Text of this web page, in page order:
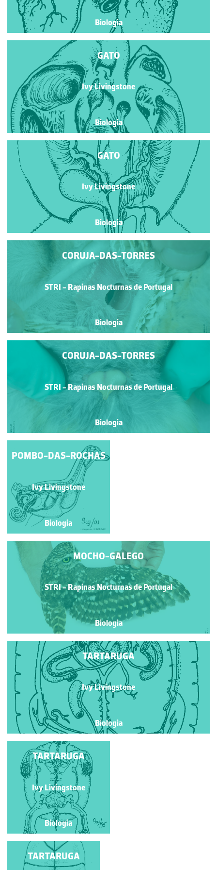
Biologia
GATO
Ivy Livingstone
Biologia
GATO
Ivy Livingstone
Biologia
CORUJA-DAS-TORRES
STRI - Rapinas Nocturnas de Portugal
Biologia
CORUJA-DAS-TORRES
STRI - Rapinas Nocturnas de Portugal
Biologia
CORUJA-DAS-
STRI - Rapinas Nocturnas
de Portugal
Biologia
MOCHO-GALEGO
STRI - Rapinas Nocturnas de Portugal
Biologia
POMBO-DAS-ROCHAS
Ivy Livingstone
Biologia
TARTARUGA
Ivy Livingstone
Biologia
TARTARUGA
Ivy Livingstone
Biologia
TARTARUGA
Ivy Livingstone
Biologia
TARTARUGA
TARTARUGA